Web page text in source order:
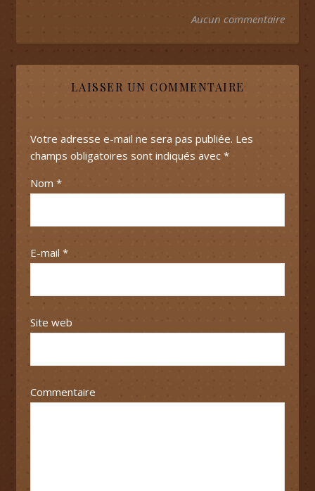
Aucun commentaire
LAISSER UN COMMENTAIRE
Votre adresse e-mail ne sera pas publiée. Les
champs obligatoires sont indiqués avec *
Nom *
E-mail *
Site web
Commentaire